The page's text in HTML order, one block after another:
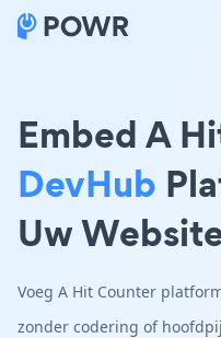
Embed A
DevHub
Uw
Voeg A Hit Counter
zonder codering of